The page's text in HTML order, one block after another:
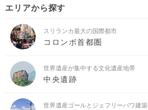
エリアから探す
スリランカ最大の国際都市
コロンボ首都圏
世界遺産が集中する文化遺産地帯
中央遺跡
世界遺産ゴールとジェフリーバワ建築